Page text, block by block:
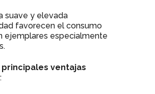
suave y elevada
favorecen el consumo
ejemplares especialmente
principales ventajas